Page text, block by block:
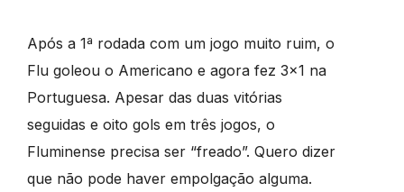
Após a 1ª rodada com um jogo muito ruim, o
Flu goleou o Americano e agora fez 3×1 na
Portuguesa. Apesar das duas vitórias
seguidas e oito gols em três jogos, o
Fluminense precisa ser “freado”. Quero dizer
que não pode haver empolgação alguma.